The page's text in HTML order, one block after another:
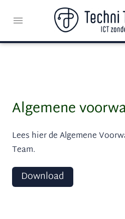
Algemene
Lees hier de Algemene
Team.
Download